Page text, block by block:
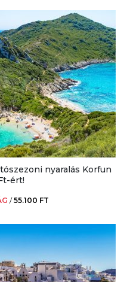
nyaralás Korfun
ért!
/55.100 FT